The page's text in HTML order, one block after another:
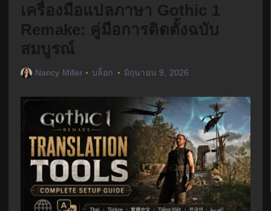
เครื่องมือแปลภาษา Gothic 1
Remake: คู่มือการติดตั้งฉบับ
สมบูรณ์
Nancy Miller บล็อก มิถุนายน 9, 2026